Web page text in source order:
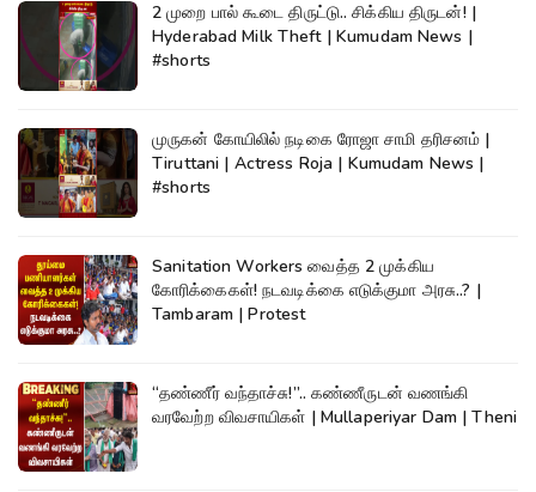
2 முறை பால் கூடை திருட்டு.. சிக்கிய திருடன்! |
Hyderabad Milk Theft | Kumudam News |
#shorts
முருகன் கோயிலில் நடிகை ரோஜா சாமி தரிசனம் |
Tiruttani | Actress Roja | Kumudam News |
#shorts
Sanitation Workers வைத்த 2 முக்கிய
கோரிக்கைகள்! நடவடிக்கை எடுக்குமா அரசு..? |
Tambaram | Protest
“தண்ணீர் வந்தாச்சு!”.. கண்ணீருடன் வணங்கி
வரவேற்ற விவசாயிகள் | Mullaperiyar Dam | Theni